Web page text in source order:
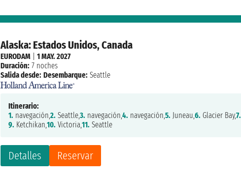
Alaska: Estados Unidos, Canada
Detalles Reservar
EURODAM |1 MAY. 2027
Duración: 7 noches
Salida desde: Desembarque: Seattle
Itinerario:
1. navegación,2. Seattle,3. navegación,4. navegación,5. Juneau,6. Glacier Bay,7.
9. Ketchikan,10. Victoria,11. Seattle